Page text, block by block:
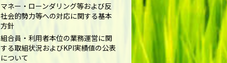
マネー・ローンダリング等および反
社会的勢力等への対応に関する基本
方針
組合員・利用者本位の業務運営に関
する取組状況およびKPI実績値の公表
について